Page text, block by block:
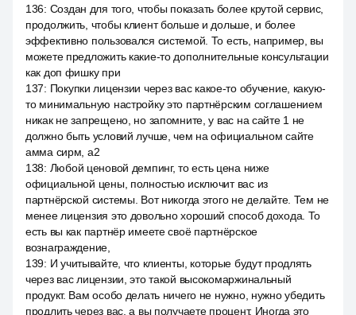
136: Создан для того, чтобы показать более крутой сервис,
продолжить, чтобы клиент больше и дольше, и более
эффективно пользовался системой. То есть, например, вы
можете предложить какие-то дополнительные консультации
как доп фишку при
137: Покупки лицензии через вас какое-то обучение, какую-
то минимальную настройку это партнёрским соглашением
никак не запрещено, но запомните, у вас на сайте 1 не
должно быть условий лучше, чем на официальном сайте
амма сирм, a2
138: Любой ценовой демпинг, то есть цена ниже
официальной цены, полностью исключит вас из
партнёрской системы. Вот никогда этого не делайте. Тем не
менее лицензия это довольно хороший способ дохода. То
есть вы как партнёр имеете своё партнёрское
вознаграждение,
139: И учитывайте, что клиенты, которые будут продлять
через вас лицензии, это такой высокомаржинальный
продукт. Вам особо делать ничего не нужно, нужно убедить
продлить через вас, а вы получаете процент. Иногда это